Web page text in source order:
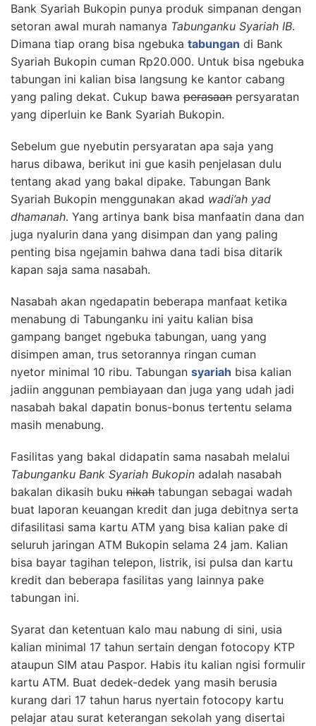
Bank Syariah Bukopin punya produk simpanan dengan
setoran awal murah namanya Tabunganku Syariah IB.
Dimana tiap orang bisa ngebuka tabungan di Bank
Syariah Bukopin cuman Rp20.000. Untuk bisa ngebuka
tabungan ini kalian bisa langsung ke kantor cabang
yang paling dekat. Cukup bawa perasaan persyaratan
yang diperluin ke Bank Syariah Bukopin.
Sebelum gue nyebutin persyaratan apa saja yang
harus dibawa, berikut ini gue kasih penjelasan dulu
tentang akad yang bakal dipake. Tabungan Bank
Syariah Bukopin menggunakan akad wadi’ah yad
dhamanah. Yang artinya bank bisa manfaatin dana dan
juga nyalurin dana yang disimpan dan yang paling
penting bisa ngejamin bahwa dana tadi bisa ditarik
kapan saja sama nasabah.
Nasabah akan ngedapatin beberapa manfaat ketika
menabung di Tabunganku ini yaitu kalian bisa
gampang banget ngebuka tabungan, uang yang
disimpen aman, trus setorannya ringan cuman
nyetor minimal 10 ribu. Tabungan syariah bisa kalian
jadiin anggunan pembiayaan dan juga yang udah jadi
nasabah bakal dapatin bonus-bonus tertentu selama
masih menabung.
Fasilitas yang bakal didapatin sama nasabah melalui
Tabunganku Bank Syariah Bukopin adalah nasabah
bakalan dikasih buku nikah tabungan sebagai wadah
buat laporan keuangan kredit dan juga debitnya serta
difasilitasi sama kartu ATM yang bisa kalian pake di
seluruh jaringan ATM Bukopin selama 24 jam. Kalian
bisa bayar tagihan telepon, listrik, isi pulsa dan kartu
kredit dan beberapa fasilitas yang lainnya pake
tabungan ini.
Syarat dan ketentuan kalo mau nabung di sini, usia
kalian minimal 17 tahun sertain dengan fotocopy KTP
ataupun SIM atau Paspor. Habis itu kalian ngisi formulir
kartu ATM. Buat dedek-dedek yang masih berusia
kurang dari 17 tahun harus nyertain fotocopy kartu
pelajar atau surat keterangan sekolah yang disertai